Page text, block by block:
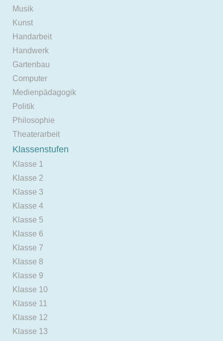
Musik
Kunst
Handarbeit
Handwerk
Gartenbau
Computer
Medienpädagogik
Politik
Philosophie
Theaterarbeit
Klassenstufen
Klasse 1
Klasse 2
Klasse 3
Klasse 4
Klasse 5
Klasse 6
Klasse 7
Klasse 8
Klasse 9
Klasse 10
Klasse 11
Klasse 12
Klasse 13